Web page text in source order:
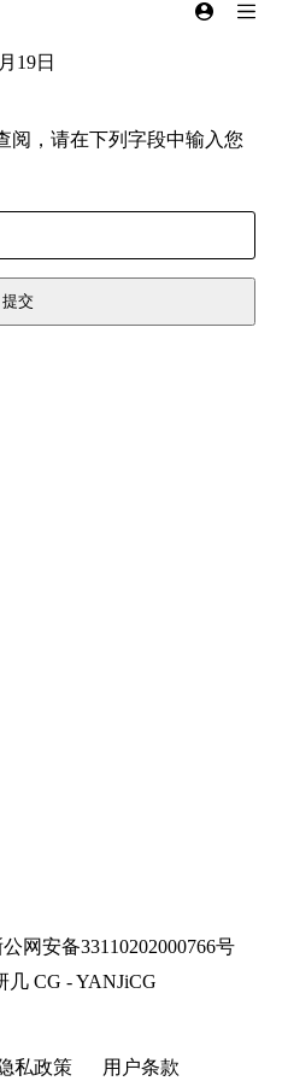
19日
阅，请在下列字段中输入您
网安备33110202000766号
几 CG - YANJiCG
私政策 用户条款